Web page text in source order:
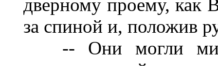
дверному проему, как
за спиной и, положив
-- Они могли